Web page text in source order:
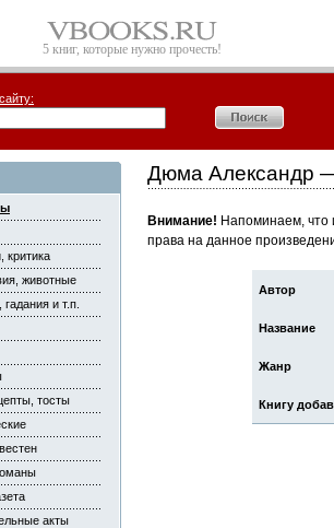
5 книг, которые нужно прочесть!
критика
животные
и т.п.
тосты
акты
Дюма Александр
Внимание! Напоминаем, что
права на данное
Автор
Название
Жанр
Книгу